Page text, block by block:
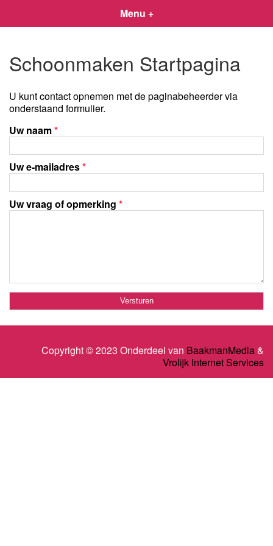
Menu +
Schoonmaken Startpagina
U kunt contact opnemen met de paginabeheerder via
onderstaand formulier.
Uw naam*
Uw e-mailadres*
Uw vraag of opmerking *
Copyright © 2023 Onderdeel van BaakmanMedia&
Vrolijk Internet Services